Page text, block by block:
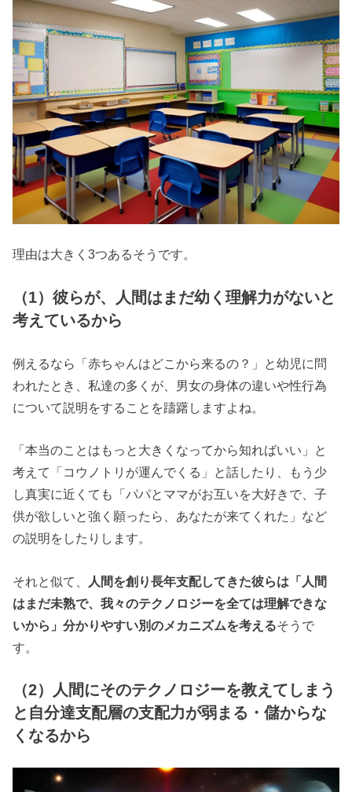
理由は大きく3つあるそうです。
（1）彼らが、人間はまだ幼く理解力がないと
考えているから
例えるなら「赤ちゃんはどこから来るの？」と幼児に問
われたとき、私達の多くが、男女の身体の違いや性行為
について説明をすることを躊躇しますよね。
「本当のことはもっと大きくなってから知ればいい」と
考えて「コウノトリが運んでくる」と話したり、もう少
し真実に近くても「パパとママがお互いを大好きで、子
供が欲しいと強く願ったら、あなたが来てくれた」など
の説明をしたりします。
それと似て、
人間を創り長年支配してきた彼らは「人間
はまだ未熟で、我々のテクノロジーを全ては理解できな
いから」分かりやすい別のメカニズムを考えるそうで
す。
（2）人間にそのテクノロジーを教えてしまう
と自分達支配層の支配力が弱まる・儲からな
くなるから